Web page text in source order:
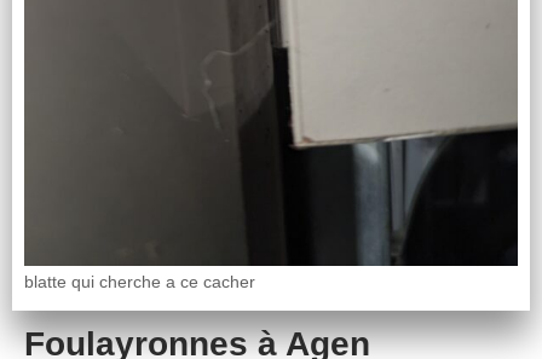
blatte qui cherche a ce cacher
Foulayronnes à Agen